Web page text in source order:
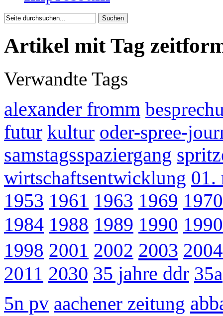
Artikel mit Tag
Verwandte Tags
alexander fromm
futur kultur oder-spree-
samstagsspaziergang
wirtschaftsentwicklung 01.
1953 1961 1963 1969
1984 1988 1989 1990
1998 2001 2002 2003 2004
2011 2030 35 jahre ddr 35a
5n pv aachener zeitung